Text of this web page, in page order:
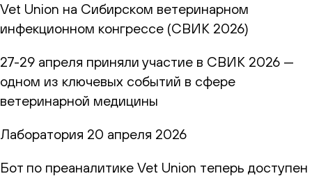
Vet Union на Сибирском ветеринарном
инфекционном конгрессе (СВИК 2026)
27-29 апреля приняли участие в СВИК 2026 —
одном из ключевых событий в сфере
ветеринарной медицины
Лаборатория 20 апреля 2026
Бот по преаналитике Vet Union теперь доступен